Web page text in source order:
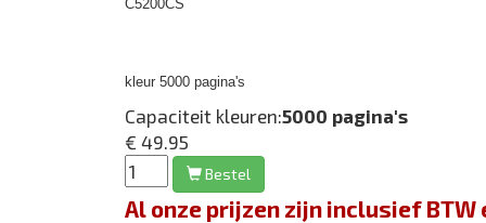
C5200CS
kleur 5000 pagina's
Capaciteit kleuren:5000 pagina's
€ 49.95
Bestel
Al onze prijzen zijn inclusief